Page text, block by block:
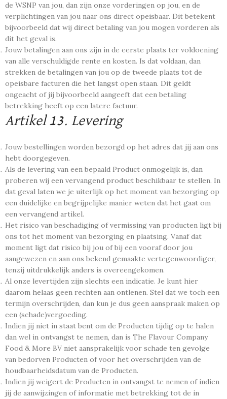
de WSNP van jou, dan zijn onze vorderingen op jou, en de
verplichtingen van jou naar ons direct opeisbaar. Dit betekent
bijvoorbeeld dat wij direct betaling van jou mogen vorderen als
dit het geval is.
Jouw betalingen aan ons zijn in de eerste plaats ter voldoening
van alle verschuldigde rente en kosten. Is dat voldaan, dan
strekken de betalingen van jou op de tweede plaats tot de
opeisbare facturen die het langst open staan. Dit geldt
ongeacht of jij bijvoorbeeld aangeeft dat een betaling
betrekking heeft op een latere factuur.
Artikel 13. Levering
Jouw bestellingen worden bezorgd op het adres dat jij aan ons
hebt doorgegeven.
Als de levering van een bepaald Product onmogelijk is, dan
proberen wij een vervangend product beschikbaar te stellen. In
dat geval laten we je uiterlijk op het moment van bezorging op
een duidelijke en begrijpelijke manier weten dat het gaat om
een vervangend artikel.
Het risico van beschadiging of vermissing van producten ligt bij
ons tot het moment van bezorging en plaatsing. Vanaf dat
moment ligt dat risico bij jou of bij een vooraf door jou
aangewezen en aan ons bekend gemaakte vertegenwoordiger,
tenzij uitdrukkelijk anders is overeengekomen.
Al onze levertijden zijn slechts een indicatie. Je kunt hier
daarom helaas geen rechten aan ontlenen. Stel dat we toch een
termijn overschrijden, dan kun je dus geen aanspraak maken op
een (schade)vergoeding.
Indien jij niet in staat bent om de Producten tijdig op te halen
dan wel in ontvangst te nemen, dan is The Flavour Company
Food & More BV niet aansprakelijk voor schade ten gevolge
van bedorven Producten of voor het overschrijden van de
houdbaarheidsdatum van de Producten.
Indien jij weigert de Producten in ontvangst te nemen of indien
jij de aanwijzingen of informatie met betrekking tot de in